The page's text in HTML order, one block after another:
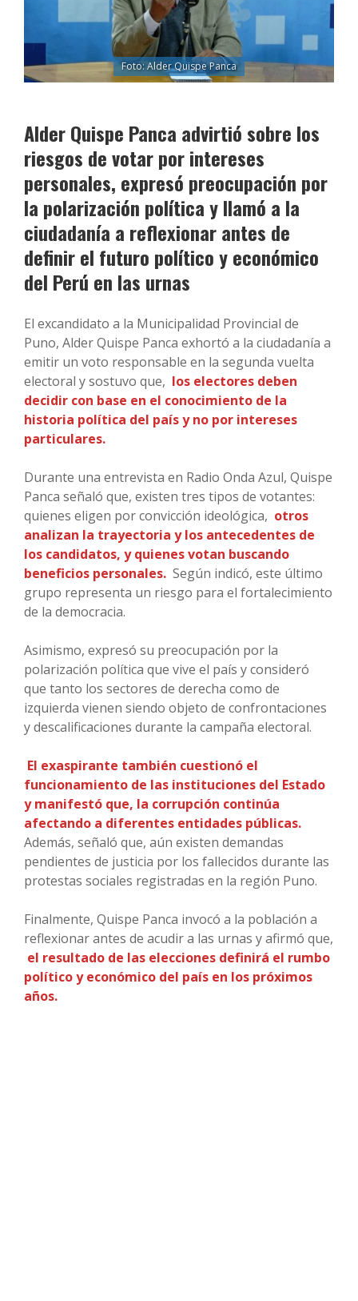
Foto: Alder Quispe Panca
Alder Quispe Panca advirtió sobre los
riesgos de votar por intereses
personales, expresó preocupación por
la polarización política y llamó a la
ciudadanía a reflexionar antes de
definir el futuro político y económico
del Perú en las urnas
El excandidato a la Municipalidad Provincial de
Puno, Alder Quispe Panca exhortó a la ciudadanía a
emitir un voto responsable en la segunda vuelta
electoral y sostuvo que, los electores deben
decidir con base en el conocimiento de la
historia política del país y no por intereses
particulares.
Durante una entrevista en Radio Onda Azul, Quispe
Panca señaló que, existen tres tipos de votantes:
quienes eligen por convicción ideológica, otros
analizan la trayectoria y los antecedentes de
los candidatos, y quienes votan buscando
beneficios personales. Según indicó, este último
grupo representa un riesgo para el fortalecimiento
de la democracia.
Asimismo, expresó su preocupación por la
polarización política que vive el país y consideró
que tanto los sectores de derecha como de
izquierda vienen siendo objeto de confrontaciones
y descalificaciones durante la campaña electoral.
El exaspirante también cuestionó el
funcionamiento de las instituciones del Estado
y manifestó que, la corrupción continúa
afectando a diferentes entidades públicas.
Además, señaló que, aún existen demandas
pendientes de justicia por los fallecidos durante las
protestas sociales registradas en la región Puno.
Finalmente, Quispe Panca invocó a la población a
reflexionar antes de acudir a las urnas y afirmó que,
el resultado de las elecciones definirá el rumbo
político y económico del país en los próximos
años.